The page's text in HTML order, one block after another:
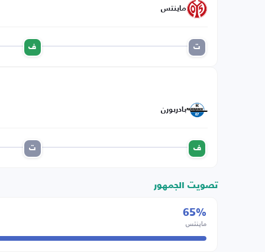
ماينتس
ت ف
بادربورن
ف ت
تصويت الجمهور
65%
ماينتس